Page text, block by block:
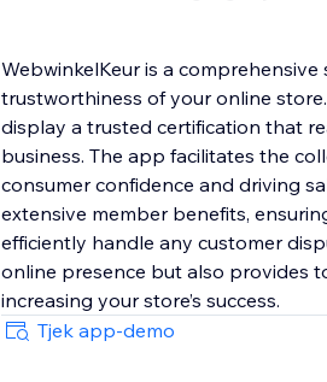
WebwinkelKeur is a
trustworthiness of your online
display a trusted certification that
business. The app facilitates the
consumer confidence and driving
extensive member benefits,
efficiently handle any customer
online presence but also provides
increasing your store’s success.
Tjek app-demo